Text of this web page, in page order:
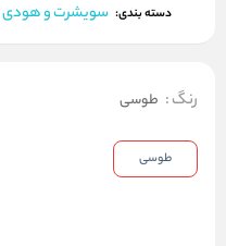
دسته بندی: سویشرت و هودی
رنگ: طوسی
طوسی